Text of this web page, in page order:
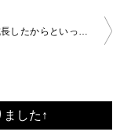
した↑